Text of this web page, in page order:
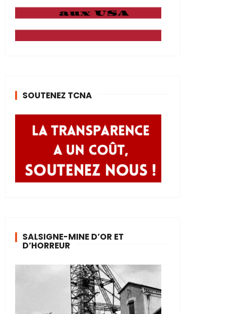
SOUTENEZ TCNA
SALSIGNE-MINE D’OR ET
D’HORREUR